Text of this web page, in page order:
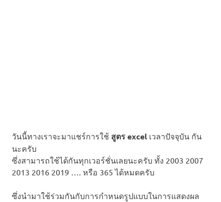
วันนี้ทางเราจะมาแชร์การใช้ สูตร excel เวลาปัจจุบัน กัน
นะครับ
ซึ่งสามารถใช้ได้กันทุกเวอร์ชั่นเลยนะครับ ทั้ง 2003 2007
2013 2016 2019 …. หรือ 365 ได้หมดครับ
ซึ่งนำมาใช้ร่วมกันกับการกำหนดรูปแบบในการแสดงผล